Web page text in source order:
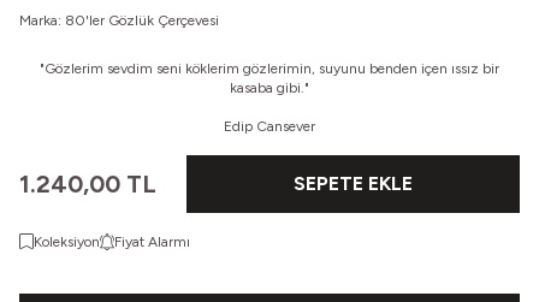
Marka: 80'ler Gözlük Çerçevesi
"Gözlerim sevdim seni köklerim gözlerimin, suyunu benden içen ıssız bir
kasaba gibi."
Edip Cansever
1.240,00 TL SEPETE EKLE
Koleksiyon Fiyat Alarmı